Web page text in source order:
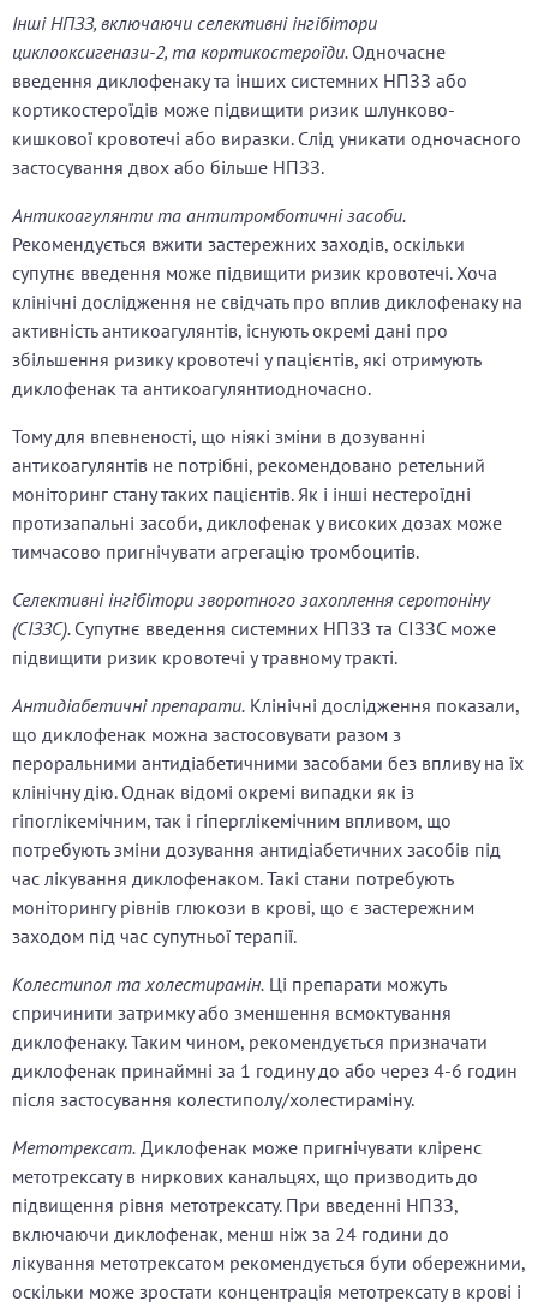
Інші НПЗЗ, включаючи селективні інгібітори
циклооксигенази-2, та кортикостероїди. Одночасне
введення диклофенаку та інших системних НПЗЗ або
кортикостероїдів може підвищити ризик шлунково-
кишкової кровотечі або виразки. Слід уникати одночасного
застосування двох або більше НПЗЗ.
Антикоагулянти та антитромботичні засоби.
Рекомендується вжити застережних заходів, оскільки
супутнє введення може підвищити ризик кровотечі. Хоча
клінічні дослідження не свідчать про вплив диклофенаку на
активність антикоагулянтів, існують окремі дані про
збільшення ризику кровотечі у пацієнтів, які отримують
диклофенак та антикоагулянтиодночасно.
Тому для впевненості, що ніякі зміни в дозуванні
антикоагулянтів не потрібні, рекомендовано ретельний
моніторинг стану таких пацієнтів. Як і інші нестероїдні
протизапальні засоби, диклофенак у високих дозах може
тимчасово пригнічувати агрегацію тромбоцитів.
Селективні інгібітори зворотного захоплення серотоніну
(СІЗЗС). Супутнє введення системних НПЗЗ та СІЗЗС може
підвищити ризик кровотечі у травному тракті.
Антидіабетичні препарати. Клінічні дослідження показали,
що диклофенак можна застосовувати разом з
пероральними антидіабетичними засобами без впливу на їх
клінічну дію. Однак відомі окремі випадки як із
гіпоглікемічним, так і гіперглікемічним впливом, що
потребують зміни дозування антидіабетичних засобів під
час лікування диклофенаком. Такі стани потребують
моніторингу рівнів глюкози в крові, що є застережним
заходом під час супутньої терапії.
Колестипол та холестирамін. Ці препарати можуть
спричинити затримку або зменшення всмоктування
диклофенаку. Таким чином, рекомендується призначати
диклофенак принаймні за 1 годину до або через 4-6 годин
після застосування колестиполу/холестираміну.
Метотрексат. Диклофенак може пригнічувати кліренс
метотрексату в ниркових канальцях, що призводить до
підвищення рівня метотрексату. При введенні НПЗЗ,
включаючи диклофенак, менш ніж за 24 години до
лікування метотрексатом рекомендується бути обережними,
оскільки може зростати концентрація метотрексату в крові і